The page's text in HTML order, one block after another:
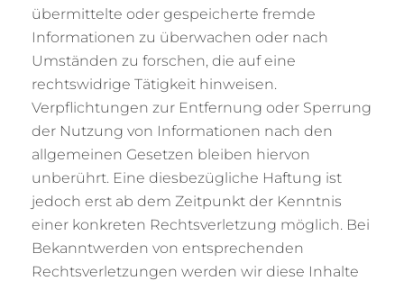
übermittelte oder gespeicherte fremde
Informationen zu überwachen oder nach
Umständen zu forschen, die auf eine
rechtswidrige Tätigkeit hinweisen.
Verpflichtungen zur Entfernung oder Sperrung
der Nutzung von Informationen nach den
allgemeinen Gesetzen bleiben hiervon
unberührt. Eine diesbezügliche Haftung ist
jedoch erst ab dem Zeitpunkt der Kenntnis
einer konkreten Rechtsverletzung möglich. Bei
Bekanntwerden von entsprechenden
Rechtsverletzungen werden wir diese Inhalte